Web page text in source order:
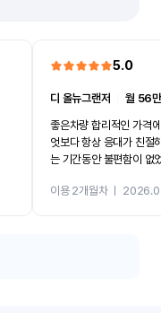
5.0
디 올뉴그랜저 ㅣ월 56
좋은차량 합리적인 가격
엇보다 항상 응대가 친절
는 기간동안 불편함이 없
카 렌트 고민없이 강추합
이용 2개월차ㅣ